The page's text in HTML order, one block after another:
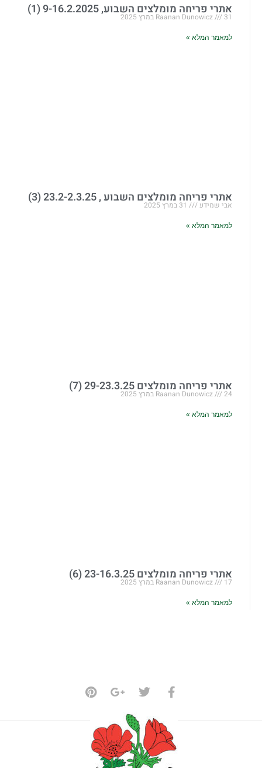
אתרי פריחה מומלצים השבוע, 9-16.2.2025 (1)
Raanan Dunowicz 31 במרץ 2025
למאמר המלא »
אתרי פריחה מומלצים השבוע , 23.2-2.3.25 (3)
אבי שמידע
למאמר המלא »
אתרי פריחה מומלצים 29-23.3.25 (7)
Raanan Dunowicz 24 במרץ 2025
למאמר המלא »
אתרי פריחה מומלצים 23-16.3.25 (6)
Raanan Dunowicz 17 במרץ 2025
למאמר המלא »